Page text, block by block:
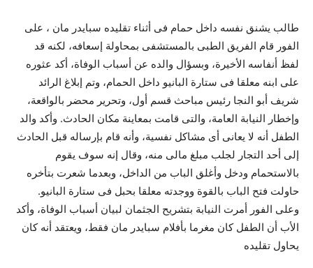
طالب يشنق نفسه داخل حمام فى أثناء تقليده سبايدر مان ، على
الفور قام الفريق الطبى بالمستشفى بمحاولة إسعافه، لكنه قد
لفظ أنفاسه الأخيرة، وبسؤال والده عن أسباب الوفاة، أكد عثوره
على ابنه معلقا فى ستارة البانيو داخل الحمام، وتم إبلاغ الرائد
شريف أبو النجا رئيس مباحث قسم أول، وتحرير محضر بالواقعة،
وإخطار النيابة العامة، والتى قامت بمعاينة مكان الحادث. وأكد والد
الطفل أنه لا يعانى أى مشاكل نفسية، وأنه قام بإرساله قبل الحادث
إلى أحد التجار لجلب مبلغ مالى منه، وقال إنه سوف يقوم
بالاستحمام ودخل وأغلق الباب من الداخل، وبعدما شعرت بتأخره
حاولت فتح الباب بالقوة ووجدته معلقا بحبل فى ستارة البانيو.
وعلى الفور أمرت النيابة بتشريح الجثمان لبيان أسباب الوفاة، وأكد
الأب أن الطفل كان مغرما بأفلام سبايدر مان فقط، ويعتقد أنه كان
يحاول تقليده